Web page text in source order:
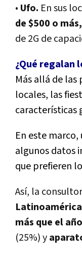
• Ufo. En sus
de $500 o
de 2G de
¿Qué regalan
Más allá de las
locales, las
características
En este
algunos datos
que prefieren
Así, la
más que el
(25%) y